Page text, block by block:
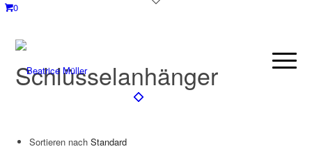
0
Schlüsselanhänger
Sortieren nachStandard